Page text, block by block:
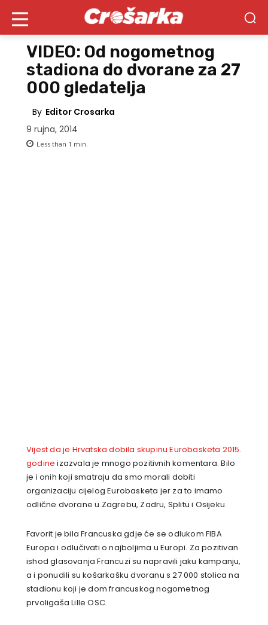
VIDEO: Od nogometnog
stadiona do dvorane za 27
000 gledatelja
By Editor Crosarka
9 rujna, 2014
Less than 1 min.
Vijest da je Hrvatska dobila skupinu Eurobasketa 2015.
godine izazvala je mnogo pozitivnih komentara. Bilo
je i onih koji smatraju da smo morali dobiti
organizaciju cijelog Eurobasketa jer za to imamo
odlične dvorane u Zagrebu, Zadru, Splitu i Osijeku.
Favorit je bila Francuska gdje će se odlukom FIBA
Europa i odlučivati o najboljima u Europi. Za pozitivan
ishod glasovanja Francuzi su napravili jaku kampanju,
a i ponudili su košarkašku dvoranu s 27 000 stolica na
stadionu koji je dom francuskog nogometnog
prvoligaša Lille OSC.